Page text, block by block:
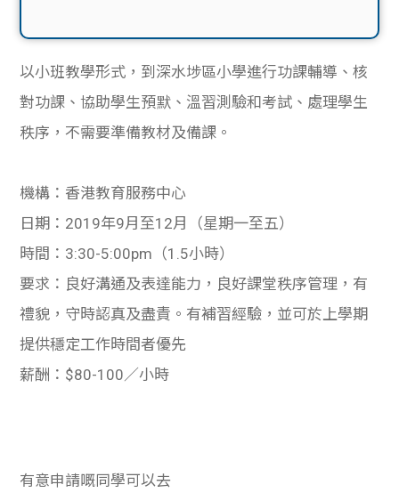
以小班教學形式，到深水埗區小學進行功課輔導、核
對功課、協助學生預默、溫習測驗和考試、處理學生
秩序，不需要準備教材及備課。
機構： 香港教育服務中心
日期：2019年9月至12月（星期一至五）
時間：3:30-5:00pm（1.5小時）
要求：良好溝通及表達能力，良好課堂秩序管理，有
禮貌，守時認真及盡責。有補習經驗，並可於上學期
提供穩定工作時間者優先
薪酬：$80-100／小時
有意申請嘅同學可以去